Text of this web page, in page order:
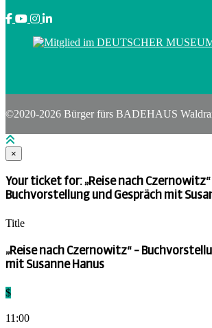
©2020-2026 Bürger fürs BADEHAUS
×
Your ticket for: „Reise nach Czernowitz“
Buchvorstellung und Gespräch mit
Title
„Reise nach Czernowitz“ –
mit Susanne Hanus
$
11:00